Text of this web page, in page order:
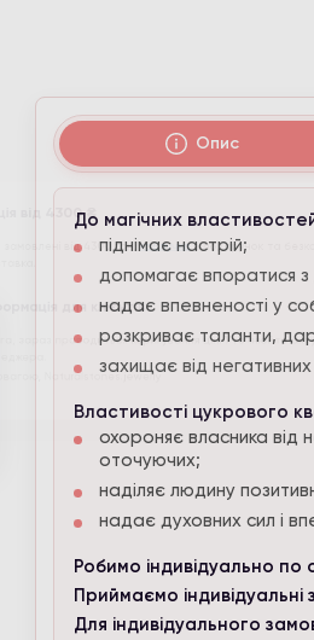
₴
від 4300 грн,каблучкав
для клієнтів
коригування цін.
Опис
До магічних
піднімає настрій;
допомагає впоратися
надає впевненості у
розкриває таланти,
захищає від
Властивості цукрового
охороняє власника від
оточуючих;
наділяє людину
надає духовних сил і
Робимо індивідуально по
Приймаємо
Для індивідуального